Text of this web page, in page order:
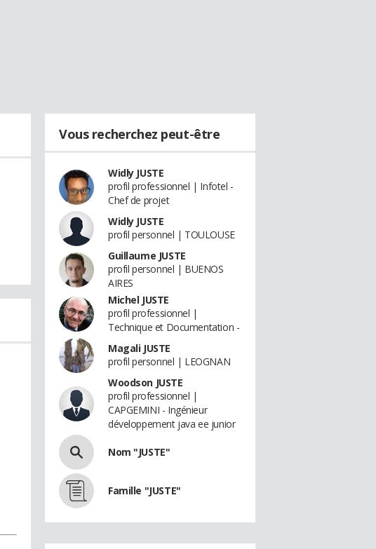
Vous recherchez peut-être
Widly JUSTE
profil professionnel | Infotel -
Chef de projet
Widly JUSTE
profil personnel | TOULOUSE
Guillaume JUSTE
profil personnel | BUENOS
AIRES
Michel JUSTE
profil professionnel |
Technique et Documentation -
Magali JUSTE
profil personnel | LEOGNAN
Woodson JUSTE
profil professionnel |
CAPGEMINI - Ingénieur
développement java ee junior
Nom "JUSTE"
Famille "JUSTE"